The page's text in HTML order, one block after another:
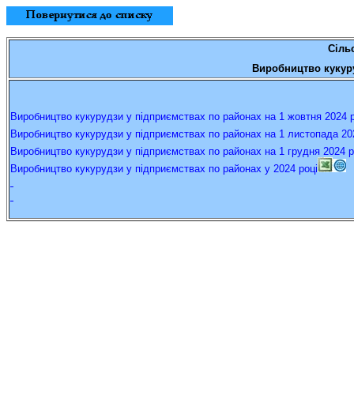
С
Виробництво
Виробництво кукурудзи у підприємствах по районах на 1 жовтня 2024
Виробництво кукурудзи у підприємствах по районах на 1 листопада20
Виробництво кукурудзи у підприємствах по районах на 1 грудня 2024 р
Виробництво кукурудзи у підприємствах по районах у 2024 році